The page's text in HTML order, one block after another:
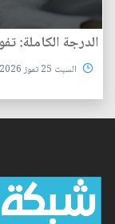
الدرجة الكاملة:
السبت 25 تموز 2026